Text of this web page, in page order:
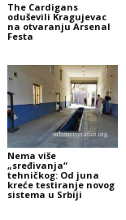
The Cardigans
oduševili Kragujevac
na otvaranju Arsenal
Festa
Nema više
„sređivanja“
tehničkog: Od juna
kreće testiranje novog
sistema u Srbiji